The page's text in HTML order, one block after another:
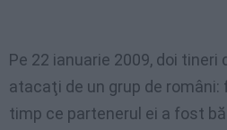
Pe 22 ianuarie 2009, doi tineri
atacaţi de un grup de
timp ce partenerul ei a fost